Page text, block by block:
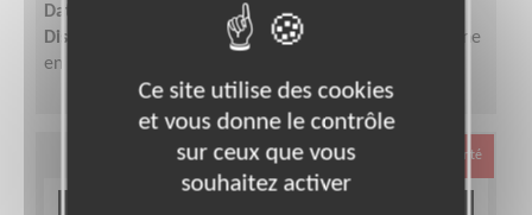
Date :
Disponibilité demandée :Quelques heures par semaine
en fonction de vos disponibilités
Santé
Ce site utilise des cookies
et vous donne le contrôle
sur ceux que vous
souhaitez activer